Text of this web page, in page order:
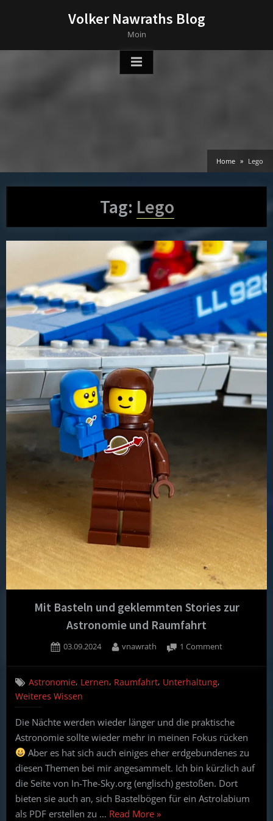
Volker Nawraths Blog
Moin
Home Lego
Tag: Lego
Mit Basteln und geklemmten Stories zur
Astronomie und Raumfahrt
Posted
03.09.2024 By
vnawrath 1 Commenton
zur
Astronomie
Astronomie, Lernen, Raumfahrt, Unterhaltung,
Weiteres Wissen
Die Nächte werden wieder länger und die praktische
Astronomie sollte wieder mehr in meinen Fokus rücken
Aber es hat sich auch einiges eher erdgebundenes zu
diesen Themen bei mir angesammelt. Ich bin kürzlich auf
die Seite von In-The-Sky.org (englisch) gestoßen. Dort
bieten sie auch an, sich Bastelbögen für ein Astrolabium
als PDF erstellen zu … Read More“Mit
»